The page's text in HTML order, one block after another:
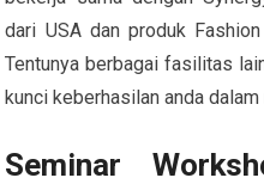
dari USA dan produk
Tentunya berbagai fasilitas
kunci keberhasilan anda
Seminar